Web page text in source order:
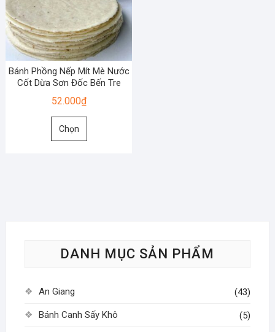
Bánh Phồng Nếp Mít Mè Nước
Cốt Dừa Sơn Đốc Bến Tre
52.000₫
Chọn
Sản
chọn
chọn
DANH MỤC SẢN PHẨM
An Giang (43)
Bánh Canh Sấy Khô (5)